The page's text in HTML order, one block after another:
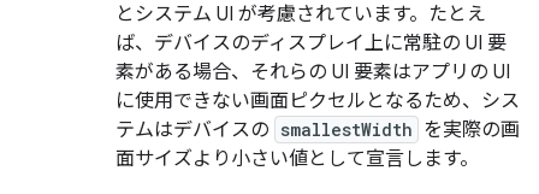
とシステム UI が考慮されています。たとえ
ば、デバイスのディスプレイ上に常駐の UI 要
素がある場合、それらの UI 要素はアプリの UI
に使用できない画面ピクセルとなるため、シス
テムはデバイスの smallestWidth を実際の画
面サイズより小さい値として宣言します。